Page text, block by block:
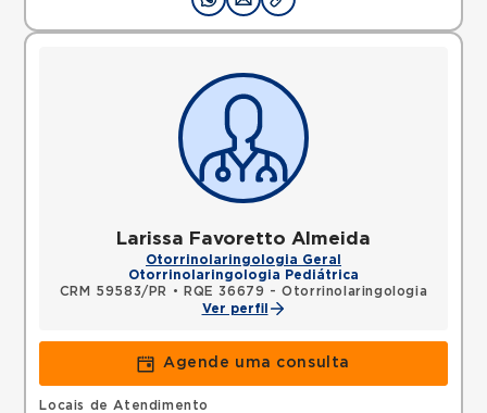
Larissa Favoretto Almeida
Otorrinolaringologia Geral
Otorrinolaringologia Pediátrica
CRM 59583/PR
•
RQE 36679 - Otorrinolaringologia
Ver perfil
Agende uma consulta
Locais de Atendimento